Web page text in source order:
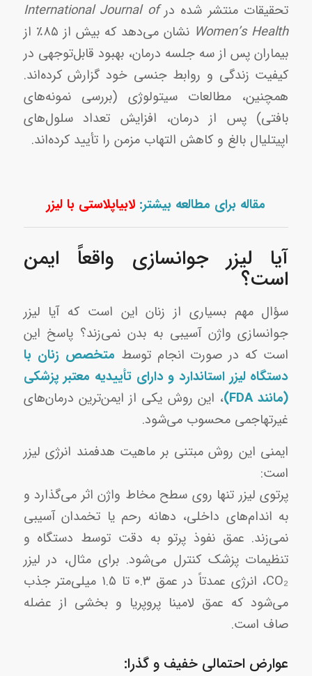
تحقیقات منتشر شده درInternational Journal of
Women’s Health
نشان می‌دهد که بیش از ۸۵٪ از
بیماران پس از سه جلسه درمان، بهبود قابل‌توجهی در
کیفیت زندگی و روابط جنسی خود گزارش کرده‌اند.
همچنین، مطالعات سیتولوژی (بررسی نمونه‌های
بافتی) پس از درمان، افزایش تعداد سلول‌های
اپیتلیال بالغ و کاهش التهاب مزمن را تأیید کرده‌اند.
مقاله برای مطالعه بیشتر: لابیاپلاستی با لیزر
آیا لیزر جوانسازی واقعاً ایمن
است؟
سؤال مهم بسیاری از زنان این است که آیا لیزر
جوانسازی واژن آسیبی به بدن نمی‌زند؟ پاسخ این
است که در صورت انجام توسط متخصص زنان با
دستگاه لیزر استاندارد و دارای تأییدیه معتبر پزشکی
(مانند FDA)
، این روش یکی از ایمن‌ترین درمان‌های
غیرتهاجمی محسوب می‌شود.
ایمنی این روش مبتنی بر ماهیت هدفمند انرژی لیزر
است:
پرتوی لیزر تنها روی سطح مخاط واژن اثر می‌گذارد و
به اندام‌های داخلی، دهانه رحم یا تخمدان آسیبی
نمی‌زند. عمق نفوذ پرتو به دقت توسط دستگاه و
تنظیمات پزشک کنترل می‌شود. برای مثال، در لیزر
CO₂، انرژی عمدتاً در عمق ۰.۳ تا ۱.۵ میلی‌متر جذب
می‌شود که عمق لامینا پروپریا و بخشی از عضله
صاف است.
عوارض احتمالی خفیف و گذرا: